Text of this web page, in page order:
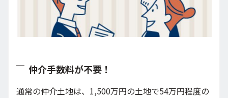
仲介手数料が不要！
通常の仲介土地は、1,500万円の土地で54万円程度の